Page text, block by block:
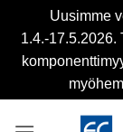
Uusimme
1.4.-17.5.2026.